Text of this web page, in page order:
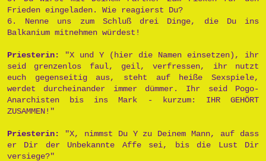
Frieden eingeladen. Wie reagierst Du?
6. Nenne uns zum Schluß drei Dinge, die Du ins
Balkanium mitnehmen würdest!
Priesterin:
"X und Y (hier die Namen einsetzen), ihr
seid grenzenlos faul, geil, verfressen, ihr nutzt
euch gegenseitig aus, steht auf heiße Sexspiele,
werdet durcheinander immer dümmer. Ihr seid Pogo-
Anarchisten bis ins Mark - kurzum: IHR GEHÖRT
ZUSAMMEN!"
Priesterin:
"X, nimmst Du Y zu Deinem Mann, auf dass
er Dir der Unbekannte Affe sei, bis die Lust Dir
versiege?"